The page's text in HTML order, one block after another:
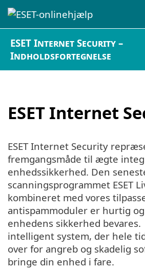
ESET Internet Security –
Indholdsfortegnelse
ESET Internet
ESET Internet Security
fremgangsmåde til ægte
enhedssikkerhed. Den
scanningsprogrammet ESET
kombineret med vores
antispammoduler er hurtig
enhedens sikkerhed
intelligent system, der hele
over for angreb og skadelig
bringe din enhed i fare.